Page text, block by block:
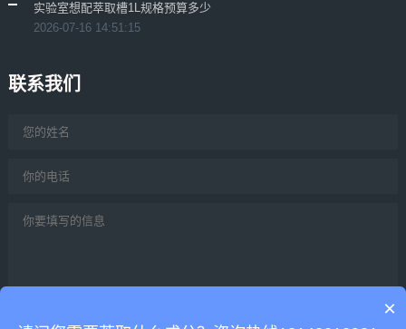
实验室想配萃取槽1L规格预算多少
2026-07-16 14:51:15
联系我们
×